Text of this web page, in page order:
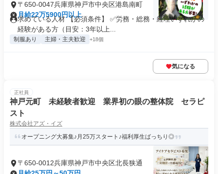
〒650-0047兵庫県神戸市中央区港島南町
月給22万5900円以上
求めている人材 【必須条件】 ✅労務・総務・経理いずれかの
経験がある方（目安：3年以上...
制服あり 主婦・主夫歓迎 +18個
気になる
正社員
神戸元町 未経験者歓迎 業界初の眼の整体院 セラピ
スト
株式会社アズ・イズ
オープニング大募集♪月25万スタート♪福利厚生ばっちり◎
〒650-0012兵庫県神戸市中央区北長狭通